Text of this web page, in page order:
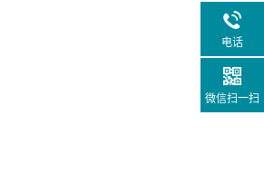
电话
微信扫一扫